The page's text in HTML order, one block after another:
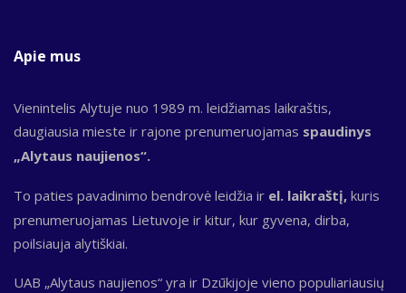
Apie mus
Vienintelis Alytuje nuo 1989 m. leidžiamas laikraštis,
daugiausia mieste ir rajone prenumeruojamas spaudinys
„Alytaus naujienos“.
To paties pavadinimo bendrovė leidžia ir el. laikraštį, kuris
prenumeruojamas Lietuvoje ir kitur, kur gyvena, dirba,
poilsiauja alytiškiai.
UAB „Alytaus naujienos“ yra ir Dzūkijoje vieno populiariausių